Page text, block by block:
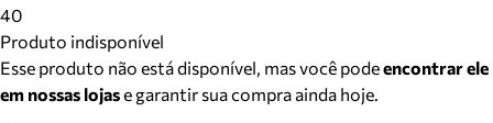
40
Produto indisponível
Esse produto não está disponível, mas você podeencontrar ele
em nossas lojase garantir sua compra ainda hoje.